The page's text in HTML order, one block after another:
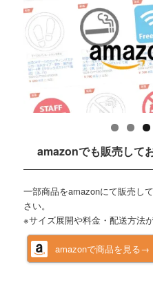
amazonでも販売して
一部商品をamazonにて販売して
さい。
※サイズ展開や料金・配送方法
amazonで商品を見る→